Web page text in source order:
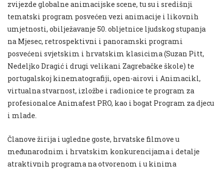
zvijezde globalne animacijske scene, tu su i središnji
tematski program posvećen vezi animacije i likovnih
umjetnosti, obilježavanje 50. obljetnice ljudskog stupanja
na Mjesec, retrospektivni i panoramski programi
posvećeni svjetskim i hrvatskim klasicima (Suzan Pitt,
Nedeljko Dragić i drugi velikani Zagrebačke škole) te
portugalskoj kinematografiji, open-airovi i Animacikl,
virtualna stvarnost, izložbe i radionice te program za
profesionalce Animafest PRO, kao i bogat Program za djecu
i mlade.
Članove žirija i ugledne goste, hrvatske filmove u
međunarodnim i hrvatskim konkurencijama i detalje
atraktivnih programa na otvorenom i u kinima